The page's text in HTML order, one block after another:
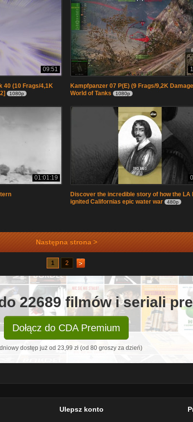
09:51
40 (10 Frags/4,1K
1080p
Kampfpanzer 07 P(E) (9 Frags/9,2K
World of Tanks
1080p
01:01:19
Discover the incredible story of how the LA
ignited Californias epic water war
480p
Następna strona >
1 2
22689 filmów i seriali
Dołącz do CDA Premium
dostęp już od 23,99 zł (od 80 groszy za dzień)
Ulepsz konto